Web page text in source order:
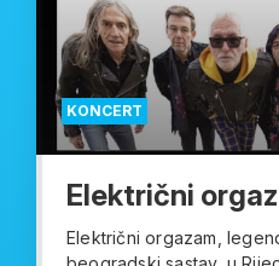
KONCERT
Električni
Električni orgazam,